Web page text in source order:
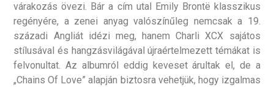
várakozás övezi. Bár a cím utal Emily Brontë klasszikus
regényére, a zenei anyag valószínűleg nemcsak a 19.
századi Angliát idézi meg, hanem Charli XCX sajátos
stílusával és hangzásvilágával újraértelmezett témákat is
felvonultat. Az albumról eddig keveset árultak el, de a
„Chains Of Love” alapján biztosra vehetjük, hogy izgalmas